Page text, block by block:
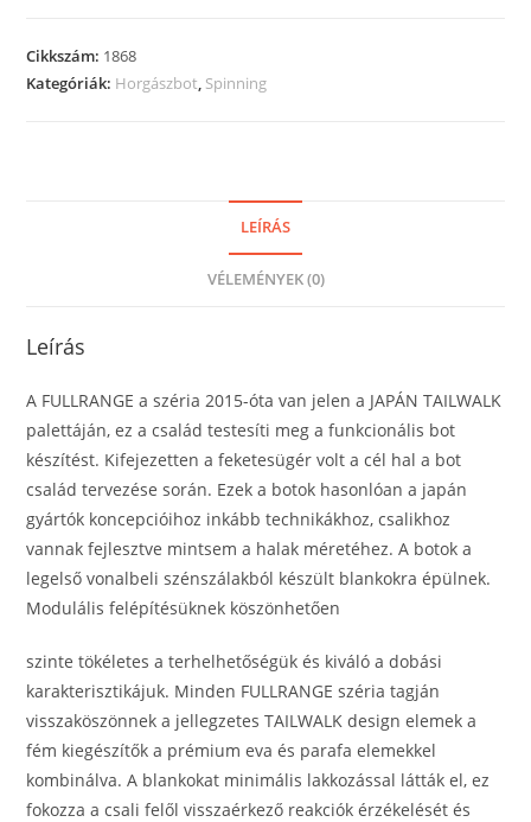
Cikkszám: 1868
Kategóriák: Horgászbot, Spinning
LEÍRÁS
VÉLEMÉNYEK (0)
Leírás
A FULLRANGE a széria 2015-óta van jelen a JAPÁN TAILWALK
palettáján, ez a család testesíti meg a funkcionális bot
készítést. Kifejezetten a feketesügér volt a cél hal a bot
család tervezése során. Ezek a botok hasonlóan a japán
gyártók koncepcióihoz inkább technikákhoz, csalikhoz
vannak fejlesztve mintsem a halak méretéhez. A botok a
legelső vonalbeli szénszálakból készült blankokra épülnek.
Modulális felépítésüknek köszönhetően
szinte tökéletes a terhelhetőségük és kiváló a dobási
karakterisztikájuk. Minden FULLRANGE széria tagján
visszaköszönnek a jellegzetes TAILWALK design elemek a
fém kiegészítők a prémium eva és parafa elemekkel
kombinálva. A blankokat minimális lakkozással látták el, ez
fokozza a csali felől visszaérkező reakciók érzékelését és